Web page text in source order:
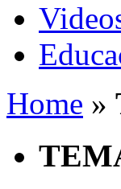
Home »